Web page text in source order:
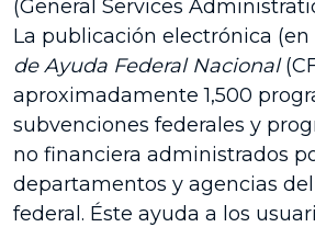
(General Services
La publicación electrónica (en
de Ayuda Federal Nacional
aproximadamente 1,500
subvenciones federales y
no financiera administrados
departamentos y agencias
federal. Éste ayuda a los